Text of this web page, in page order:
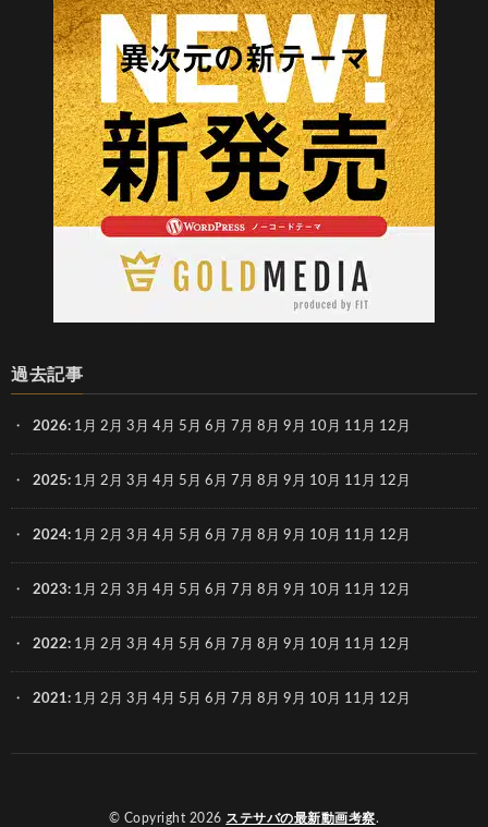
過去記事
2026: 1月 2月 3月 4月 5月 6月 7月 8月 9月 10月 11月 12月
2025: 1月 2月 3月 4月 5月 6月 7月 8月 9月 10月 11月 12月
2024: 1月 2月 3月 4月 5月 6月 7月 8月 9月 10月 11月 12月
2023: 1月 2月 3月 4月 5月 6月 7月 8月 9月 10月 11月 12月
2022: 1月 2月 3月 4月 5月 6月 7月 8月 9月 10月 11月 12月
2021: 1月 2月 3月 4月 5月 6月 7月 8月 9月 10月 11月 12月
© Copyright 2026 ステサバの最新動画考察.